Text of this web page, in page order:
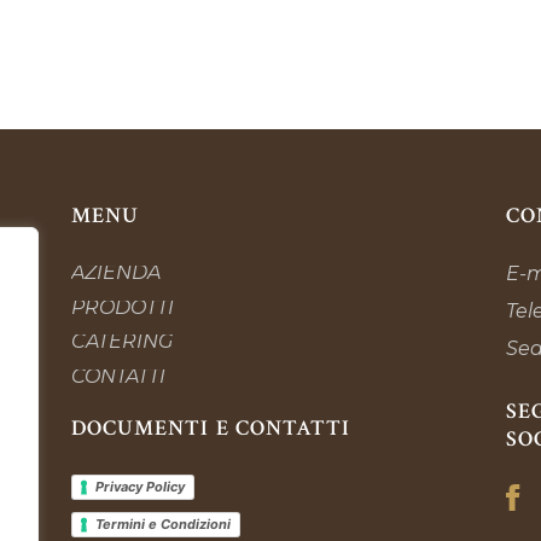
MENU
AZIENDA
PRODOTTI
CATERING
CONTATTI
DOCUMENTI E CONTATTI
Privacy Policy
Termini e Condizioni
E-